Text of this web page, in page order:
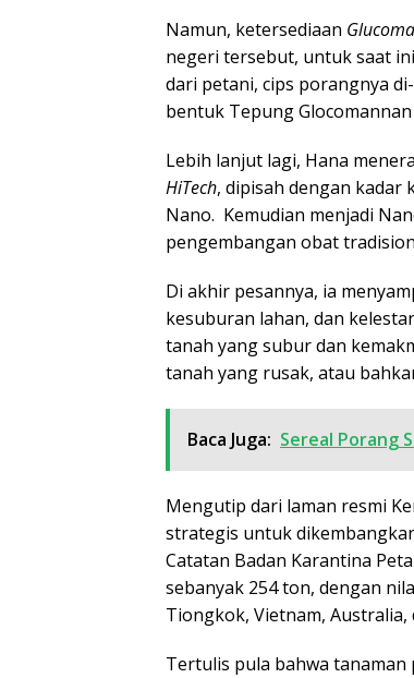
Namun, ketersediaan
negeri tersebut, untuk saat
dari petani, cips porangnya
bentuk Tepung
Lebih lanjut lagi, Hana
HiTech, dipisah dengan kadar
Nano. Kemudian menjadi
pengembangan obat
Di akhir pesannya, ia
kesuburan lahan, dan
tanah yang subur dan
tanah yang rusak, atau
Baca Juga: Sereal Porang
Mengutip dari laman resmi
strategis untuk
Catatan Badan Karantina
sebanyak 254 ton, dengan
Tiongkok, Vietnam, Australia,
Tertulis pula bahwa